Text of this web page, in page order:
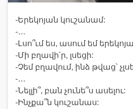
-Երեկոյան կուշանամ:
-…
-Լսո՞ւմ ես, ասում եմ
-Մի բղավի՛ր, լսեցի:
-Չեմ բղավում, ինձ թվաց՝
-…
-Նելլի՞, բան չունե՞ս ասելու:
-Ինչքա՞ն կուշանաս: